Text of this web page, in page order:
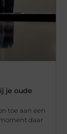
je oude
toe aan een
daar